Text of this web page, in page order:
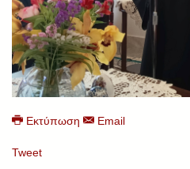
Εκτύπωση Email
Tweet